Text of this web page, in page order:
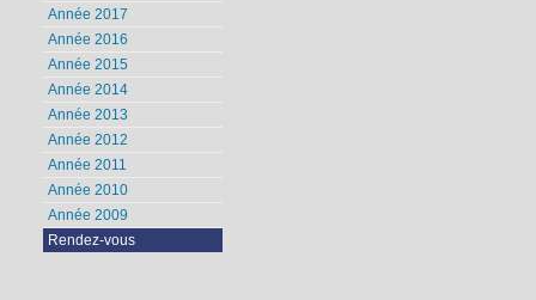
Année 2017
Année 2016
Année 2015
Année 2014
Année 2013
Année 2012
Année 2011
Année 2010
Année 2009
Rendez-vous